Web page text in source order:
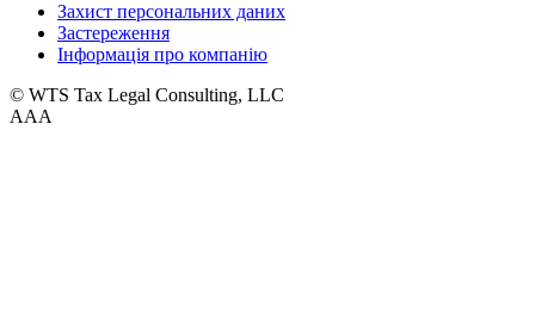
Захист персональних даних
Застереження
Інформація про компанію
© WTS Tax Legal Consulting, LLC
AAA